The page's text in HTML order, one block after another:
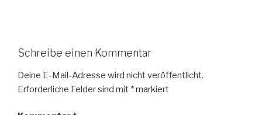
Schreibe einen Kommentar
Deine E-Mail-Adresse wird nicht veröffentlicht.
Erforderliche Felder sind mit *markiert